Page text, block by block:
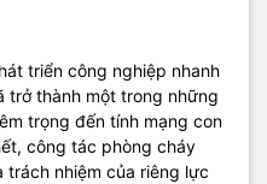
triển công nghiệp nhanh
trở thành một trong những
trọng đến tính mạng con
công tác phòng cháy
trách nhiệm của riêng lực